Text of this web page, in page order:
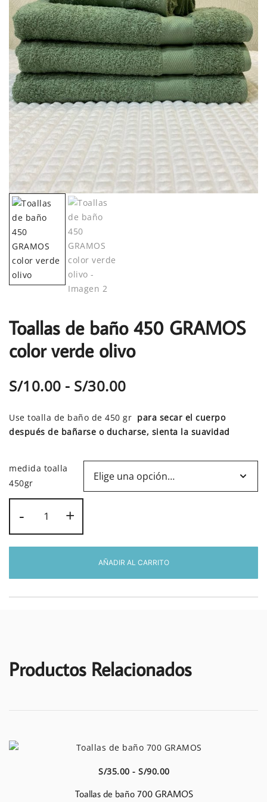
Toallas de baño 450 GRAMOS
color verde olivo
S/10.00 - S/30.00Rango
precios:
desde
S/10.00
Use toalla de baño de 450 gr para secar el cuerpo
después de bañarse o ducharse, sienta la suavidad
medida toalla
450gr
-
de
baño
450
color
+
AÑADIR AL CARRITO
Productos Relacionados
S/35.00 - S/90.00Rango
precios:
Toallas de baño 700 GRAMOS